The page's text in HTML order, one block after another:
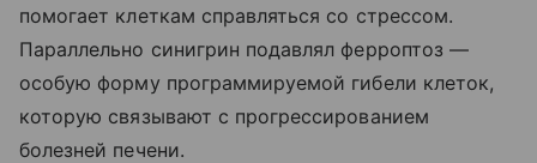
помогает клеткам справляться со стрессом.
Параллельно синигрин подавлял ферроптоз —
особую форму программируемой гибели клеток,
которую связывают с прогрессированием
болезней печени.